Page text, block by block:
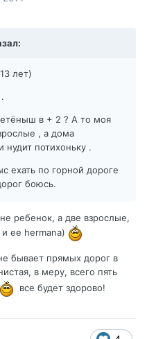
лет)
в + 2 ? А то моя
, а дома
нудит потихоньку .
ехать по горной дороге
боюсь.
ребенок, а две взрослые,
ее hermana)
бывает прямых дорог в
в меру, всего пять
все будет здорово!